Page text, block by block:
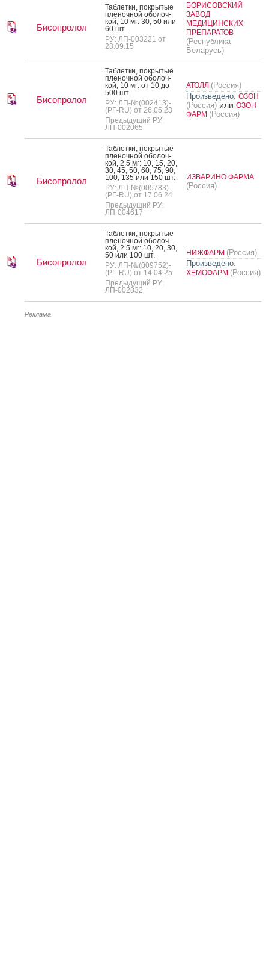
Бисопролол
Таб­летки, пок­ры­тые
пле­ноч­ной обо­лоч­
кой, 10 мг: 30, 50 или
60 шт.
РУ: ЛП-003221 от
28.09.15
БОРИСОВСКИЙ
ЗАВОД
МЕДИЦИНСКИХ
ПРЕПАРАТОВ
(Республика
Беларусь)
Бисопролол
Таб­летки, пок­ры­тые
пле­ноч­ной обо­лоч­
кой, 10 мг: от 10 до
500 шт.
РУ: ЛП-№(002413)-
(РГ-RU) от 26.05.23
Предыдущий РУ:
ЛП-002065
АТОЛЛ (Россия)
Произведено: ОЗОН
(Россия) или ОЗОН
ФАРМ (Россия)
Бисопролол
Таб­летки, пок­ры­тые
пле­ноч­ной обо­лоч­
кой, 2.5 мг: 10, 15, 20,
30, 45, 50, 60, 75, 90,
100, 135 или 150 шт.
РУ: ЛП-№(005783)-
(РГ-RU) от 17.06.24
Предыдущий РУ:
ЛП-004617
ИЗВАРИНО ФАРМА
(Россия)
Бисопролол
Таб­летки, пок­ры­тые
пле­ноч­ной обо­лоч­
кой, 2.5 мг: 10, 20, 30,
50 или 100 шт.
РУ: ЛП-№(009752)-
(РГ-RU) от 14.04.25
Предыдущий РУ:
ЛП-002832
НИЖФАРМ (Россия)
Произведено:
ХЕМОФАРМ (Россия)
Реклама